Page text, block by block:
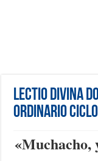
Lectio Divina
Ordinario Ciclo
«Muchacho,